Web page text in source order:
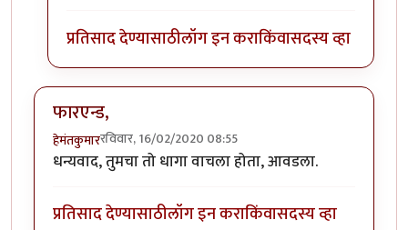
प्रतिसाद देण्यासाठीलॉग इन कराकिंवासदस्य व्हा
फारएन्ड,
हेमंतकुमाररविवार, 16/02/2020 08:55
धन्यवाद, तुमचा तो धागा वाचला होता, आवडला.
प्रतिसाद देण्यासाठीलॉग इन कराकिंवासदस्य व्हा